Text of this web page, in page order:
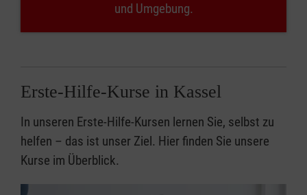
und Umgebung.
Erste-Hilfe-Kurse in Kassel
In unseren Erste-Hilfe-Kursen lernen Sie, selbst zu
helfen – das ist unser Ziel. Hier finden Sie unsere
Kurse im Überblick.